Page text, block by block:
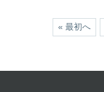
« 最初へ